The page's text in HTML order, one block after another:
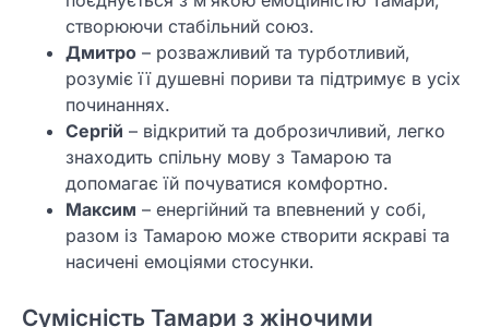
створюючи стабільний союз.
Дмитро – розважливий та турботливий,
розуміє її душевні пориви та підтримує в усіх
починаннях.
Сергій – відкритий та доброзичливий, легко
знаходить спільну мову з Тамарою та
допомагає їй почуватися комфортно.
Максим – енергійний та впевнений у собі,
разом із Тамарою може створити яскраві та
насичені емоціями стосунки.
Сумісність Тамари з жіночими